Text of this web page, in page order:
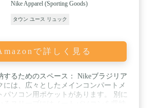
Nike Apparel (Sporting Goods)
タウン ユース リュック
で詳しく見る
するためのスペース： Nikeブラジリア
には、広々としたメインコンパートメ
パソコン用ポケットがあります。 別に